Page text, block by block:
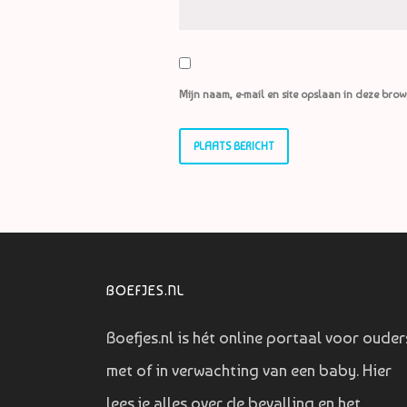
Mijn naam, e-mail en site opslaan in deze
BOEFJES.NL
Boefjes.nl is hét online portaal voor
met of in verwachting van een baby. Hier